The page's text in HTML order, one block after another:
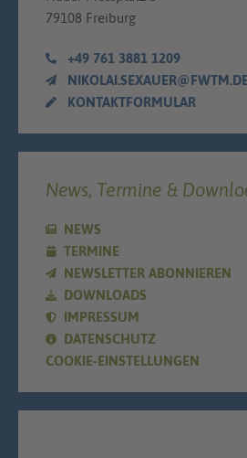
79108 Freiburg
+49 761 3881 1209
KONTAKTFORMULAR
News, Termine &
NEWS
TERMINE
NEWSLETTER ABONNIEREN
DOWNLOADS
IMPRESSUM
DATENSCHUTZ
COOKIE-EINSTELLUNGEN